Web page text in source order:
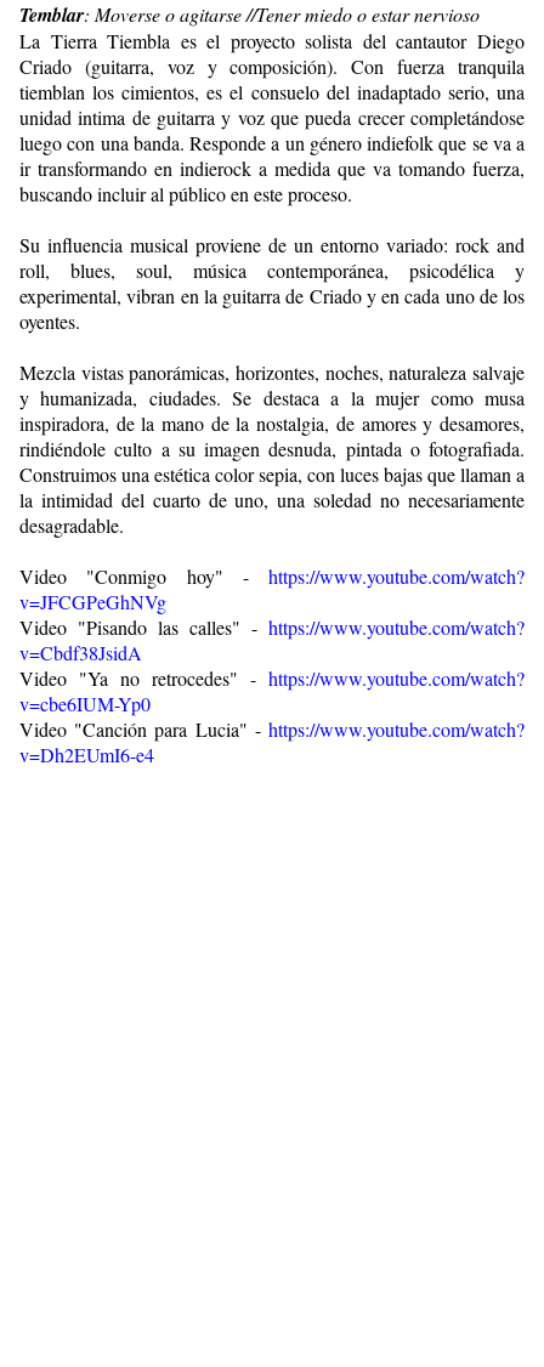
Temblar: Moverse o agitarse //Tener miedo o estar nervioso
La Tierra Tiembla es el proyecto solista del cantautor Diego
Criado (guitarra, voz y composición). Con fuerza tranquila
tiemblan los cimientos, es el consuelo del inadaptado serio, una
unidad intima de guitarra y voz que pueda crecer completándose
luego con una banda. Responde a un género indiefolk que se va a
ir transformando en indierock a medida que va tomando fuerza,
buscando incluir al público en este proceso.
Su influencia musical proviene de un entorno variado: rock and
roll, blues, soul, música contemporánea, psicodélica y
experimental, vibran en la guitarra de Criado y en cada uno de los
oyentes.
Mezcla vistas panorámicas, horizontes, noches, naturaleza salvaje
y humanizada, ciudades. Se destaca a la mujer como musa
inspiradora, de la mano de la nostalgia, de amores y desamores,
rindiéndole culto a su imagen desnuda, pintada o fotografiada.
Construimos una estética color sepia, con luces bajas que llaman a
la intimidad del cuarto de uno, una soledad no necesariamente
desagradable.
Video "Conmigo hoy" - https://www.youtube.com/watch?
v=JFCGPeGhNVg
Video "Pisando las calles" - https://www.youtube.com/watch?
v=Cbdf38JsidA
Video "Ya no retrocedes" - https://www.youtube.com/watch?
v=cbe6IUM-Yp0
Video "Canción para Lucia" - https://www.youtube.com/watch?
v=Dh2EUmI6-e4